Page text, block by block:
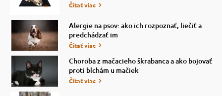
Čítať viac
Alergie na psov: ako ich rozpoznať, liečiť a
predchádzať im
Čítať viac
Choroba z mačacieho škrabanca a ako bojovať
proti blchám u mačiek
Čítať viac